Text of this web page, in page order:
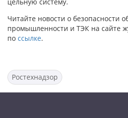
Читайте новости о безопасности
промышленности и ТЭК на сайте
по ссылке.
Ростехнадзор